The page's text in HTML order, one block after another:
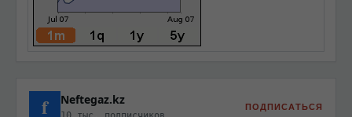
f Neftegaz.kz ПОДПИСАТЬСЯ